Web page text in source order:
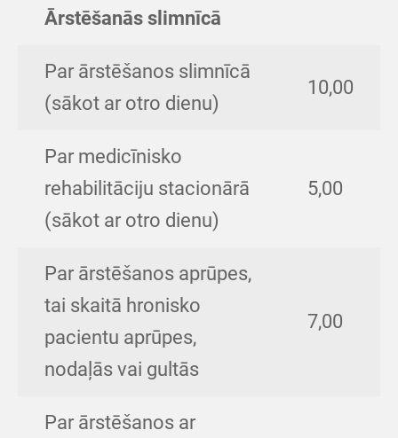
Ārstēšanās slimnīcā
Par ārstēšanos slimnīcā
(sākot ar otro dienu)
10,00
Par medicīnisko
rehabilitāciju stacionārā
(sākot ar otro dienu)
5,00
Par ārstēšanos aprūpes,
tai skaitā hronisko
pacientu aprūpes,
nodaļās vai gultās
7,00
Par ārstēšanos ar